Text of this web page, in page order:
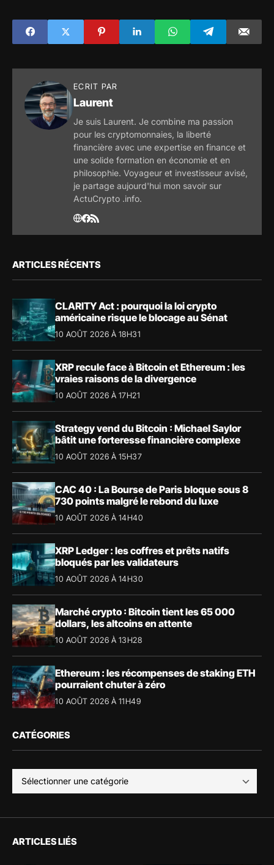
augmenter ses
taux d'intérêt !
Shibarium
ECRIT PAR
Laurent
Je suis Laurent. Je combine ma passion
pour les cryptomonnaies, la liberté
financière avec une expertise en finance et
une solide formation en économie et en
philosophie. Voyageur et investisseur avisé,
je partage aujourd'hui mon savoir sur
ActuCrypto .info.
ARTICLES RÉCENTS
CLARITY Act : pourquoi la loi crypto
américaine risque le blocage au Sénat
10 AOÛT 2026 À 18H31
XRP recule face à Bitcoin et Ethereum : les
vraies raisons de la divergence
10 AOÛT 2026 À 17H21
Strategy vend du Bitcoin : Michael Saylor
bâtit une forteresse financière complexe
10 AOÛT 2026 À 15H37
CAC 40 : La Bourse de Paris bloque sous 8
730 points malgré le rebond du luxe
10 AOÛT 2026 À 14H40
XRP Ledger : les coffres et prêts natifs
bloqués par les validateurs
10 AOÛT 2026 À 14H30
Marché crypto : Bitcoin tient les 65 000
dollars, les altcoins en attente
10 AOÛT 2026 À 13H28
Ethereum : les récompenses de staking ETH
pourraient chuter à zéro
10 AOÛT 2026 À 11H49
CATÉGORIES
ARTICLES LIÉS